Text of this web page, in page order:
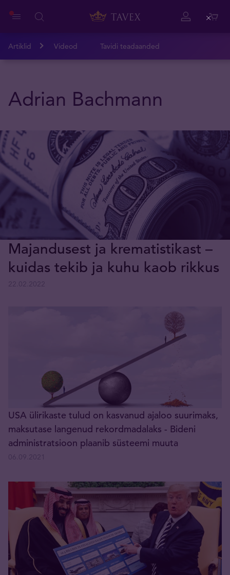
Artiklid Videod Tavidi teadaanded
Adrian Bachmann
Majandusest ja krematistikast –
kuidas tekib ja kuhu kaob rikkus
USA ülirikaste tulud on kasvanud ajaloo suurimaks,
maksutase langenud rekordmadalaks - Bideni
administratsioon plaanib süsteemi muuta
Close